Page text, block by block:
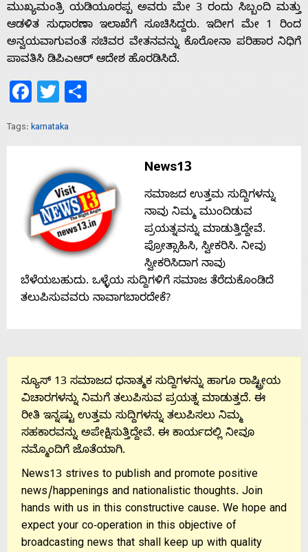
About
Us
Advertise
With
Contact
Us
ಮುಖ್ಯಮಂತ್ರಿ ಯಡಿಯೂರಪ್ಪ ಅವರು ಮೇ 3 ರಂದು ಸಿಬ್ಬಂದಿ ಮತ್ತು
ಆಡಳಿತ ಸುಧಾರಣಾ ಇಲಾಖೆಗೆ ಸೂಚಿಸಿದ್ದರು. ಇದೀಗ ಮೇ 1 ರಿಂದ
ಅನ್ವಯವಾಗುವಂತೆ ಸಚಿವ‌ರ ವೇತನವನ್ನು ಕೊರೋನಾ ಪರಿಹಾರ ನಿಧಿಗೆ
ಪಾವತಿಸಿ ಡಿಪಿಎಆರ್ ಆದೇಶ ಹೊರಡಿಸಿದೆ.
Facebook
Twitter
Tags: karnataka
News13
ಸಮಾಜದ ಉತ್ತಮ ಸುದ್ದಿಗಳನ್ನು
ನಾವು ನಿಮ್ಮ ಮುಂದಿಡುವ
ಪ್ರಯತ್ನವನ್ನು ಮಾಡುತ್ತಿದ್ದೇವೆ.
ಪ್ರೋತ್ಸಾಹಿಸಿ, ಸ್ವೀಕರಿಸಿ. ನೀವು
ಸ್ವೀಕರಿಸಿದಾಗ ನಾವು
ಬೆಳೆಯಬಹುದು. ಒಳ್ಳೆಯ ಸುದ್ದಿಗಳಿಗೆ ಸಮಾಜ ತೆರೆದುಕೊಂಡಿದೆ
ತಲುಪಿಸುವವರು ನಾವಾಗಬಾರದೇಕೆ?
ನ್ಯೂಸ್ 13 ಸಮಾಜದ ಧನಾತ್ಮಕ ಸುದ್ದಿಗಳನ್ನು ಹಾಗೂ ರಾಷ್ಟ್ರೀಯ
ವಿಚಾರಗಳನ್ನು ನಿಮಗೆ ತಲುಪಿಸುವ ಪ್ರಯತ್ನ ಮಾಡುತ್ತದೆ. ಈ
ರೀತಿ ಇನ್ನಷ್ಟು ಉತ್ತಮ ಸುದ್ದಿಗಳನ್ನು ತಲುಪಿಸಲು ನಿಮ್ಮ
ಸಹಕಾರವನ್ನು ಅಪೇಕ್ಷಿಸುತ್ತಿದ್ದೇವೆ. ಈ ಕಾರ್ಯದಲ್ಲಿ ನೀವೂ
ನಮ್ಮೊಂದಿಗೆ ಜೊತೆಯಾಗಿ.
News13 strives to publish and promote positive
news/happenings and nationalistic thoughts. Join
hands with us in this constructive cause. We hope and
expect your co-operation in this objective of
broadcasting news that shall keep up with quality